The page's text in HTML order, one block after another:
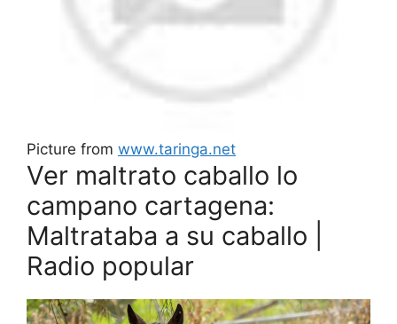
Picture from www.taringa.net
Ver maltrato caballo lo
campano cartagena:
Maltrataba a su caballo |
Radio popular